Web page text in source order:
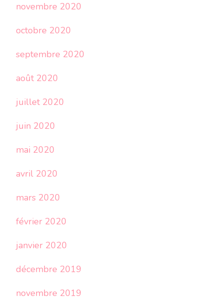
novembre 2020
octobre 2020
septembre 2020
août 2020
juillet 2020
juin 2020
mai 2020
avril 2020
mars 2020
février 2020
janvier 2020
décembre 2019
novembre 2019